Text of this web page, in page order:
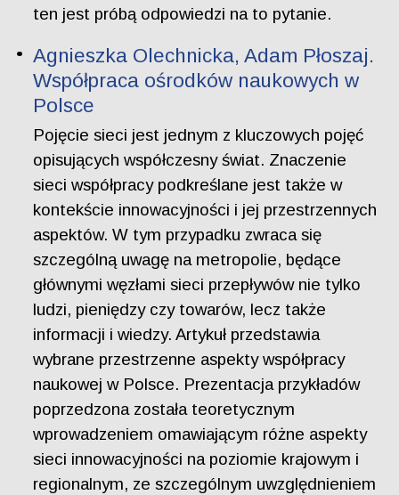
ten jest próbą odpowiedzi na to pytanie.
Agnieszka Olechnicka, Adam Płoszaj.
Współpraca ośrodków naukowych w
Polsce
Pojęcie sieci jest jednym z kluczowych pojęć
opisujących współczesny świat. Znaczenie
sieci współpracy podkreślane jest także w
kontekście innowacyjności i jej przestrzennych
aspektów. W tym przypadku zwraca się
szczególną uwagę na metropolie, będące
głównymi węzłami sieci przepływów nie tylko
ludzi, pieniędzy czy towarów, lecz także
informacji i wiedzy. Artykuł przedstawia
wybrane przestrzenne aspekty współpracy
naukowej w Polsce. Prezentacja przykładów
poprzedzona została teoretycznym
wprowadzeniem omawiającym różne aspekty
sieci innowacyjności na poziomie krajowym i
regionalnym, ze szczególnym uwzględnieniem